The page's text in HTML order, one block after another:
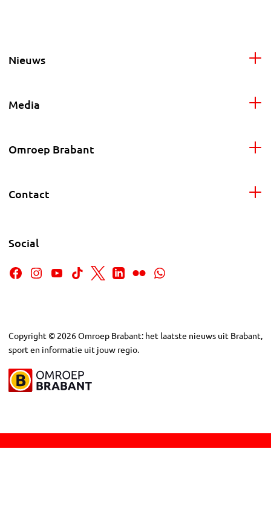
Nieuws
Media
Omroep Brabant
Contact
Social
Copyright © 2026Omroep Brabant: het laatste nieuws uit Brabant,
sport en informatie uit jouw regio.